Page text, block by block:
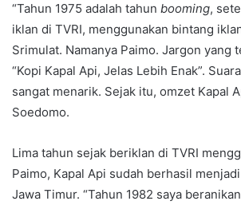
“Tahun 1975 adalah tahun booming,
iklan di TVRI, menggunakan bintang
Srimulat. Namanya Paimo. Jargon yang
“Kopi Kapal Api, Jelas Lebih Enak”.
sangat menarik. Sejak itu, omzet Kapal
Soedomo.
Lima tahun sejak beriklan di TVRI
Paimo, Kapal Api sudah berhasil menjadi
Jawa Timur. “Tahun 1982 saya